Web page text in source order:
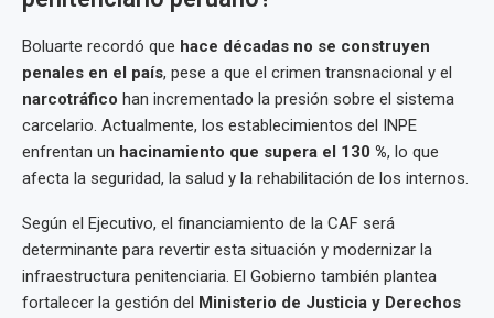
Boluarte recordó que hace décadas no se construyen
penales en el país, pese a que el crimen transnacional y el
narcotráfico han incrementado la presión sobre el sistema
carcelario. Actualmente, los establecimientos del INPE
enfrentan un hacinamiento que supera el 130 %, lo que
afecta la seguridad, la salud y la rehabilitación de los internos.
Según el Ejecutivo, el financiamiento de la CAF será
determinante para revertir esta situación y modernizar la
infraestructura penitenciaria. El Gobierno también plantea
fortalecer la gestión del Ministerio de Justicia y Derechos